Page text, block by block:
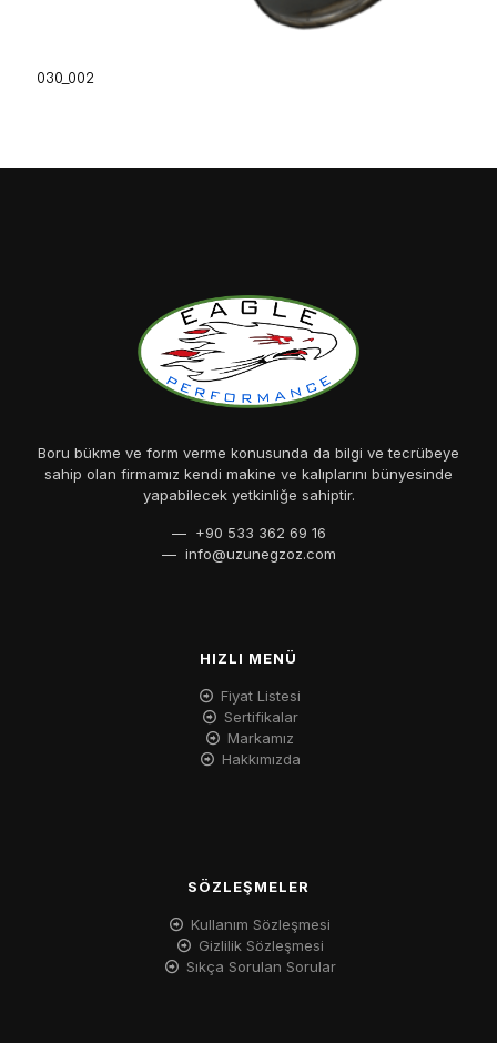
030_002
Boru bükme ve form verme konusunda da bilgi ve tecrübeye
sahip olan firmamız kendi makine ve kalıplarını bünyesinde
yapabilecek yetkinliğe sahiptir.
— +90 533 362 69 16
— info@uzunegzoz.com
HIZLI MENÜ
Fiyat Listesi
Sertifikalar
Markamız
Hakkımızda
SÖZLEŞMELER
Kullanım Sözleşmesi
Gizlilik Sözleşmesi
Sıkça Sorulan Sorular